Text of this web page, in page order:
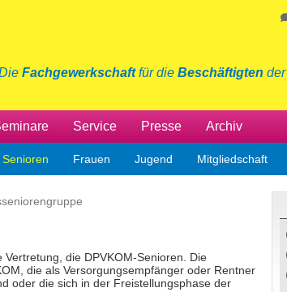
Fachgewerkschaftfür die Beschäftigten der
Service Presse Archiv
Senioren Frauen Jugend Mitgliedschaft
die DPVKOM-Senioren. Die
die als Versorgungsempfänger oder Rentner
oder die sich in der Freistellungsphase der